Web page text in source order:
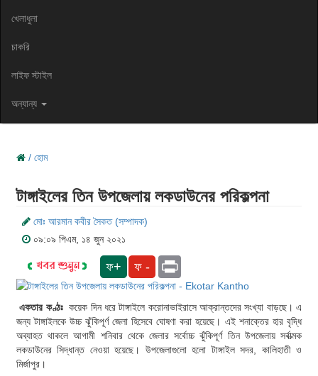
খেলাধুলা
চাকরি
লাইফ স্টাইল
অন্যান্য
/ হোম
টাঙ্গাইলের তিন উপজেলায় লকডাউনের পরিকল্পনা
মোঃ আরমান কবীর সৈকত (সম্পাদক)
০৯:০৯ পিএম, ১৪ জুন ২০২১
ফ+ ফ -
একতার কণ্ঠঃ কয়েক দিন ধরে টাঙ্গাইলে করোনাভাইরাসে আক্রান্তদের সংখ্যা বাড়ছে। এ
জন্য টাঙ্গাইলকে উচ্চ ঝুঁকিপূর্ণ জেলা হিসেবে ঘোষণা করা হয়েছে। এই শনাক্তের হার বৃদ্ধি
অব্যাহত থাকলে আগামী শনিবার থেকে জেলার সর্বোচ্চ ঝুঁকিপূর্ণ তিন উপজেলায় সর্বাত্মক
লকডাউনের সিদ্ধান্ত নেওয়া হয়েছে। উপজেলাগুলো হলো টাঙ্গাইল সদর, কালিহাতী ও
মির্জাপুর।